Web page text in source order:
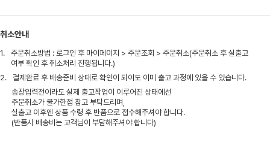
취소안내
1.
주문취소방법 : 로그인 후 마이페이지 > 주문조회 > 주문취소(주문취소 후 실출고
여부 확인 후 취소처리 진행됩니다.)
2.
결제완료 후 배송준비 상태로 확인이 되어도 이미 출고 과정에 있을 수 있습니다.
송장입력전이라도 실제 출고작업이 이루어진 상태에선
주문취소가 불가한점 참고 부탁드리며,
실출고 이후엔 상품 수령 후 반품으로 접수해주셔야 합니다.
(반품시 배송비는 고객님이 부담해주셔야 합니다)